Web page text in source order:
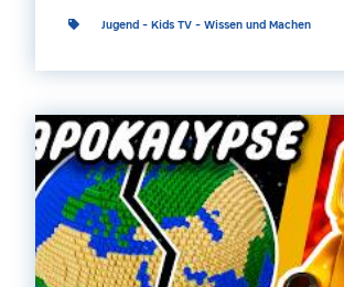
Jugend - Kids TV - Wissen und Machen